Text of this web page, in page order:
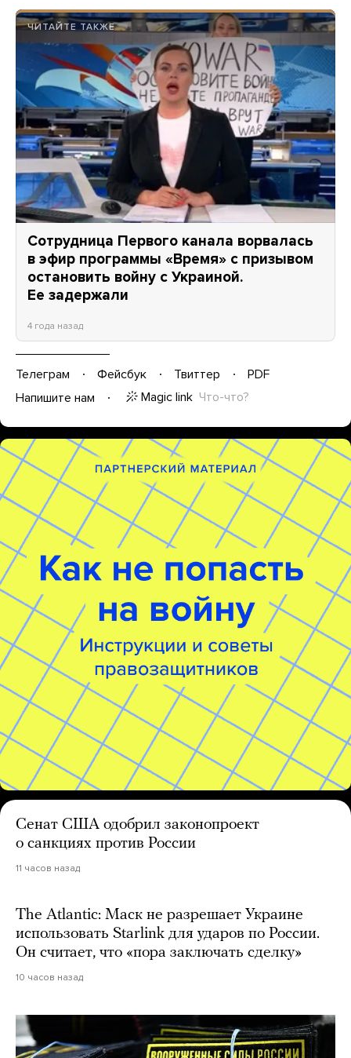
ЧИТАЙТЕ ТАКЖЕ
Сотрудница Первого канала ворвалась
в эфир программы «Время» с призывом
остановить войну с Украиной.
Ее задержали
4 года назад
Телеграм Фейсбук Твиттер
PDF
Напишите нам
Magic link Что-что?
Сенат США одобрил законопроект
о санкциях против России
11 часов назад
The Atlantic: Маск не разрешает Украине
использовать Starlink для ударов по России.
Он считает, что «пора заключать сделку»
10 часов назад